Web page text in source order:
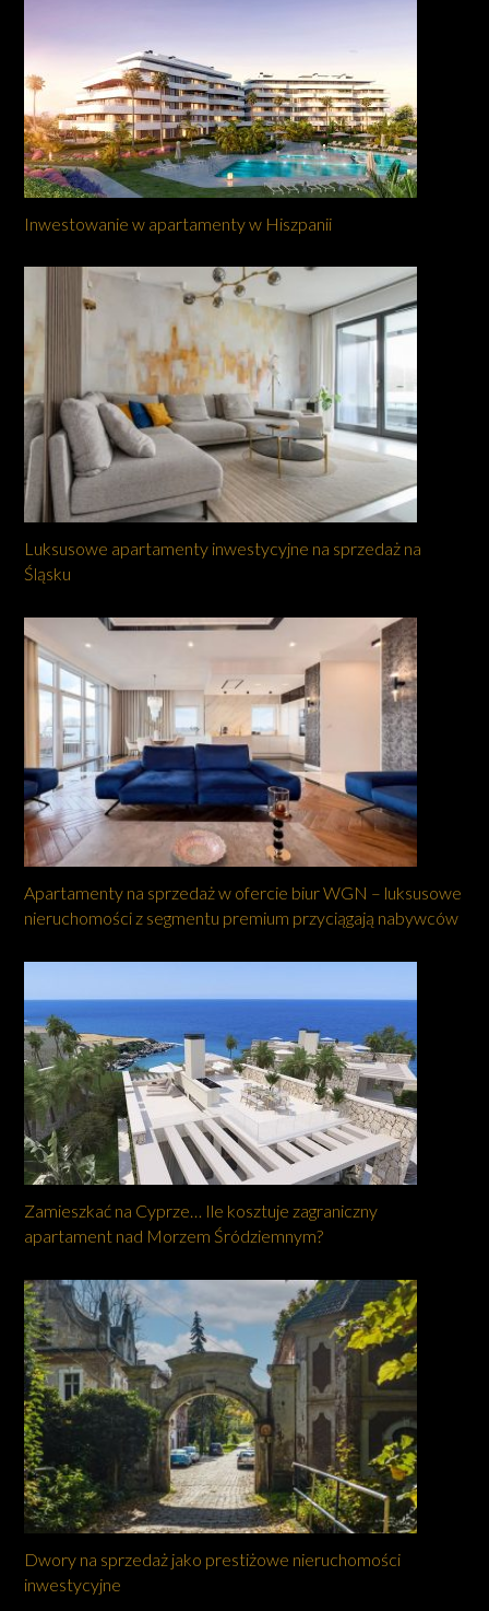
Inwestowanie w apartamenty w Hiszpanii
Luksusowe apartamenty inwestycyjne na sprzedaż na
Śląsku
Apartamenty na sprzedaż w ofercie biur WGN – luksusowe
nieruchomości z segmentu premium przyciągają nabywców
Zamieszkać na Cyprze… Ile kosztuje zagraniczny
apartament nad Morzem Śródziemnym?
Dwory na sprzedaż jako prestiżowe nieruchomości
inwestycyjne